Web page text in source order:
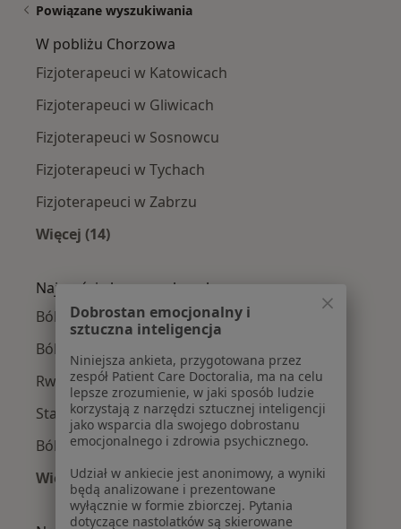
Powiązane wyszukiwania
W pobliżu Chorzowa
Fizjoterapeuci w Katowicach
Fizjoterapeuci w Gliwicach
Fizjoterapeuci w Sosnowcu
Fizjoterapeuci w Tychach
Fizjoterapeuci w Zabrzu
Więcej (14)
Najczęście leczone choroby
Bóle kręgosłupa w Chorzowie
Ból barku w Chorzowie
Rwa kulszowa w Chorzowie
Stany pourazowe w Chorzowie
Ból biodra w Chorzowie
Więcej (15)
Więcej w kategorii: Najczęście leczone
Dobrostan emocjonalny i
sztuczna inteligencja
Niniejsza ankieta, przygotowana przez
zespół Patient Care Doctoralia, ma na celu
lepsze zrozumienie, w jaki sposób ludzie
korzystają z narzędzi sztucznej inteligencji
jako wsparcia dla swojego dobrostanu
emocjonalnego i zdrowia psychicznego.
Udział w ankiecie jest anonimowy, a wyniki
będą analizowane i prezentowane
wyłącznie w formie zbiorczej. Pytania
dotyczące nastolatków są skierowane